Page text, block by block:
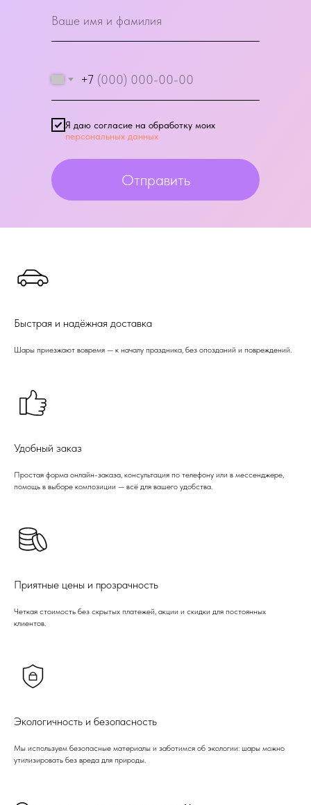
+7
Я даю согласие на обработку моих
персональных данных
Отправить
Быстрая и надёжная доставка
Шары приезжают вовремя — к началу праздника, без опозданий и повреждений.
Удобный заказ
Простая форма онлайн-заказа, консультация по телефону или в мессенджере,
помощь в выборе композиции — всё для вашего удобства.
Приятные цены и прозрачность
Четкая стоимость без скрытых платежей, акции и скидки для постоянных
клиентов.
Экологичность и безопасность
Мы используем безопасные материалы и заботимся об экологии: шары можно
утилизировать без вреда для природы.